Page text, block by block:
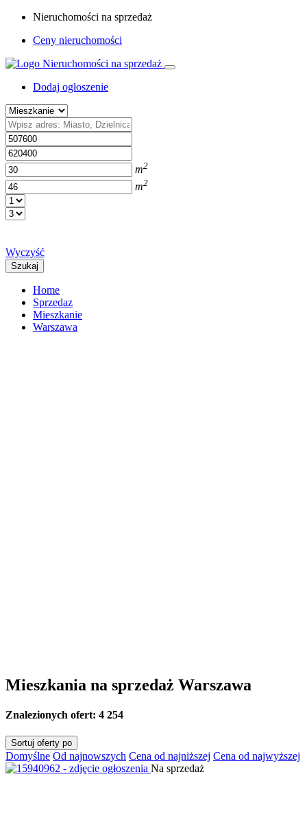
Nieruchomości na sprzedaż
Ceny nieruchomości
Dodaj ogłoszenie
m2
m2
Wyczyść
Szukaj
Home
Sprzedaz
Mieszkanie
Warszawa
Mieszkania na sprzedaż Warszawa
Znalezionych ofert: 4 254
Sortuj oferty po
Domyślne Od najnowszych Cena od najniższej Cena od najwyższej
Na sprzedaż